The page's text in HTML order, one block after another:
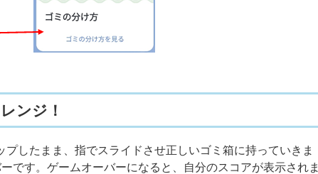
ンジ！
したまま、指でスライドさせ正しいゴミ箱に持っていきま
です。ゲームオーバーになると、自分のスコアが表示されま